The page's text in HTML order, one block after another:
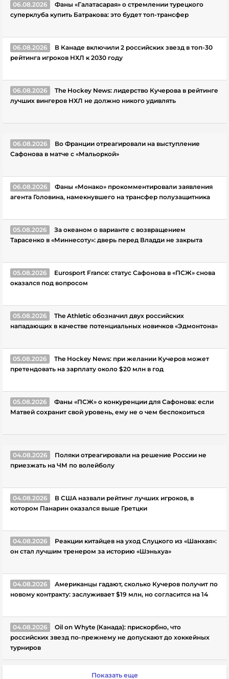
06.08.2026
Фаны «Галатасарая» о стремлении турецкого
суперклуба купить Батракова: это будет топ-трансфер
06.08.2026
В Канаде включили 2 российских звезд в топ-30
рейтинга игроков НХЛ к 2030 году
06.08.2026
The Hockey News: лидерство Кучерова в рейтинге
лучших вингеров НХЛ не должно никого удивлять
06.08.2026
Во Франции отреагировали на выступление
Сафонова в матче с «Мальоркой»
06.08.2026
Фаны «Монако» прокомментировали заявления
агента Головина, намекнувшего на трансфер полузащитника
05.08.2026
За океаном о варианте с возвращением
Тарасенко в «Миннесоту»: дверь перед Владди не закрыта
05.08.2026
Eurosport France: статус Сафонова в «ПСЖ» снова
оказался под вопросом
05.08.2026
The Athletic обозначил двух российских
нападающих в качестве потенциальных новичков «Эдмонтона»
05.08.2026
The Hockey News: при желании Кучеров может
претендовать на зарплату около $20 млн в год
05.08.2026
Фаны «ПСЖ» о конкуренции для Сафонова: если
Матвей сохранит свой уровень, ему не о чем беспокоиться
04.08.2026
Поляки отреагировали на решение России не
приезжать на ЧМ по волейболу
04.08.2026
В США назвали рейтинг лучших игроков, в
котором Панарин оказался выше Гретцки
04.08.2026
Реакции китайцев на уход Слуцкого из «Шанхая»:
он стал лучшим тренером за историю «Шэньхуа»
04.08.2026
Американцы гадают, сколько Кучеров получит по
новому контракту: заслуживает $19 млн, но согласится на 14
04.08.2026
Oil on Whyte (Канада): прискорбно, что
российских звезд по-прежнему не допускают до хоккейных
турниров
Показать еще